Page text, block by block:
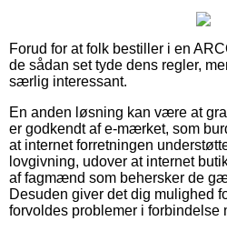
Forud for at folk bestiller i en
de sådan set tyde dens regler,
særlig interessant.
En anden løsning kan være at
er godkendt af e-mærket, som
at internet forretningen
lovgivning, udover at internet
af fagmænd som behersker de
Desuden giver det dig mulighed
forvoldes problemer i forbindelse